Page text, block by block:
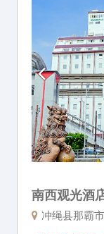
南西观光酒
冲绳县那霸